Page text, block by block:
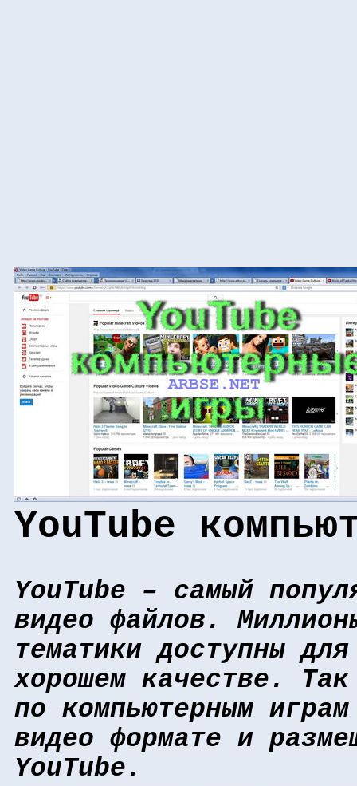
YouTube
YouTube – самый
видео файлов.
тематики доступны
хорошем качестве.
по компьютерным
видео формате и
YouTube.